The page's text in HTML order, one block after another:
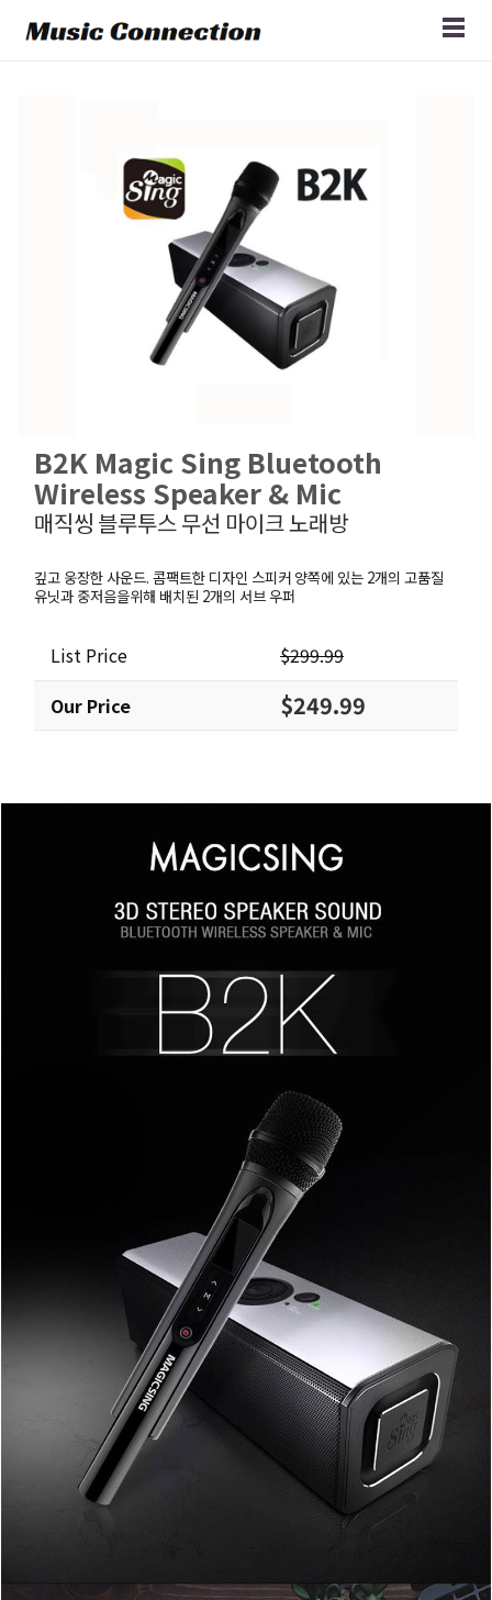
B2K Magic Sing Bluetooth
Wireless Speaker & Mic
매직씽 블루투스 무선 마이크 노래방
깊고 웅장한 사운드. 콤팩트한 디자인 스피커 양쪽에 있는 2개의 고품질
유닛과 중저음을위해 배치된 2개의 서브 우퍼
List Price
$299.99
Our Price
$249.99